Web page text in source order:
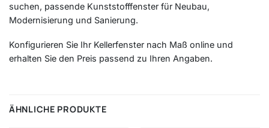
suchen, passende Kunststofffenster für Neubau,
Modernisierung und Sanierung.
Konfigurieren Sie Ihr Kellerfenster nach Maß online und
erhalten Sie den Preis passend zu Ihren Angaben.
ÄHNLICHE PRODUKTE